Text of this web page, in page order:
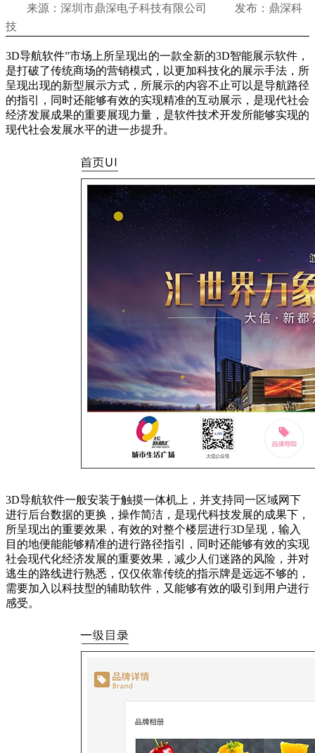
来源：深圳市鼎深电子科技有限公司 发布：鼎深科
技
3D导航软件”市场上所呈现出的一款全新的3D智能展示软件，
是打破了传统商场的营销模式，以更加科技化的展示手法，所
呈现出现的新型展示方式，所展示的内容不止可以是导航路径
的指引，同时还能够有效的实现精准的互动展示，是现代社会
经济发展成果的重要展现力量，是软件技术开发所能够实现的
现代社会发展水平的进一步提升。
3D导航软件一般安装于触摸一体机上，并支持同一区域网下
进行后台数据的更换，操作简洁，是现代科技发展的成果下，
所呈现出的重要效果，有效的对整个楼层进行3D呈现，输入
目的地便能能够精准的进行路径指引，同时还能够有效的实现
社会现代化经济发展的重要效果，减少人们迷路的风险，并对
逃生的路线进行熟悉，仅仅依靠传统的指示牌是远远不够的，
需要加入以科技型的辅助软件，又能够有效的吸引到用户进行
感受。